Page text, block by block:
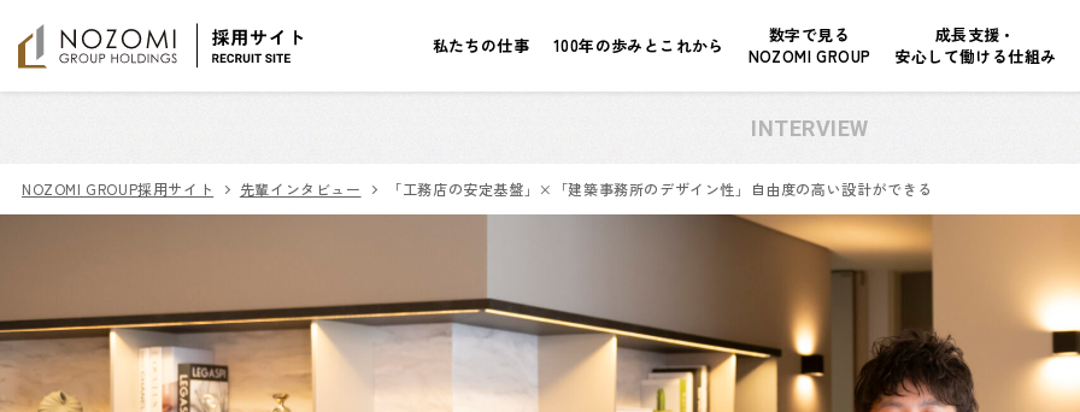
私たちの仕事 100年の歩みとこれから
数字で見る
NOZOMI GROUP
成長支援・
安心して働ける仕組み
INTERVIEW
NOZOMI GROUP採用サイト 先輩インタビュー 「工務店の安定基盤」×「建築事務所のデザイン性」自由度の高い設計ができる